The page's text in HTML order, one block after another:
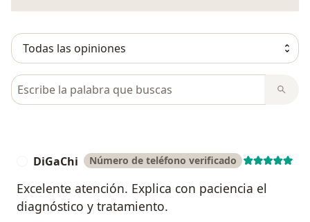
Busca en opiniones
DiGaChi Número de teléfono verificado
Excelente atención. Explica con paciencia el
diagnóstico y tratamiento.